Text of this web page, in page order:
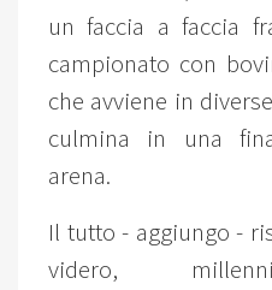
un faccia a faccia
campionato con
che avviene in
culmina in una
arena.
Il tutto - aggiungo -
videro,